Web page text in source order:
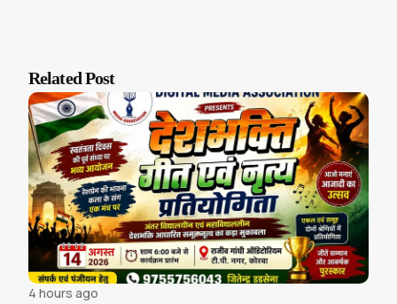
Related Post
4 hours ago